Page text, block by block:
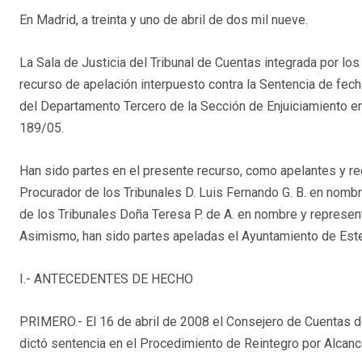
En Madrid, a treinta y uno de abril de dos mil nueve.
La Sala de Justicia del Tribunal de Cuentas integrada por
recurso de apelación interpuesto contra la Sentencia de
del Departamento Tercero de la Sección de Enjuiciamiento
189/05.
Han sido partes en el presente recurso, como apelantes y
Procurador de los Tribunales D. Luis Fernando G. B. en
de los Tribunales Doña Teresa P. de A. en nombre y
Asimismo, han sido partes apeladas el Ayuntamiento de
I.- ANTECEDENTES DE HECHO
PRIMERO.- El 16 de abril de 2008 el Consejero de
dictó sentencia en el Procedimiento de Reintegro por